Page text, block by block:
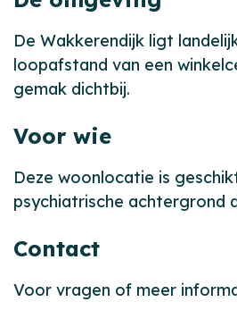
De Wakkerendijk ligt
loopafstand van een
gemak dichtbij.
Voor wie
Deze woonlocatie is
psychiatrische achtergrond
Contact
Voor vragen of meer